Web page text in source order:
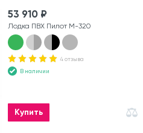
53 910 ₽
Лодка ПВХ Пилот М-320
4 отзыва
В наличии
Купить